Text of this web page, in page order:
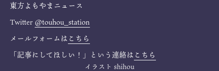
東方よもやまニュース
Twitter @touhou_station
メールフォームは こちら
「記事にしてほしい！」という連絡は こちら
イラスト shihou